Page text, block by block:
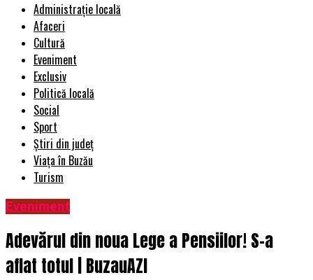
Administrație locală
Afaceri
Cultură
Eveniment
Exclusiv
Politică locală
Social
Sport
Știri din județ
Viața în Buzău
Turism
Eveniment
Adevărul din noua Lege a Pensiilor! S-a
aflat totul | BuzauAZI